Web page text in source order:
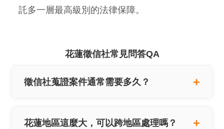
託多一層最高級別的法律保障。
花蓮徵信社常見問答QA
徵信社蒐證案件通常需要多久？
花蓮地區這麼大，可以跨地區處理嗎？